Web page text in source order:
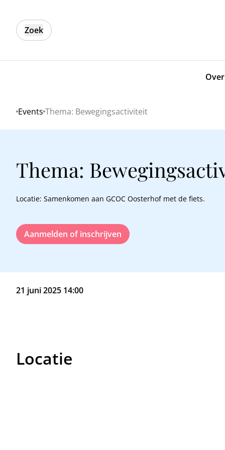
Zoek
Home
Events Thema: Bewegingsactiviteit
Thema:
Locatie: Samenkomen aan GCOC Oosterhof met de fiets.
Aanmelden of inschrijven
21 juni 2025 14:00
Locatie